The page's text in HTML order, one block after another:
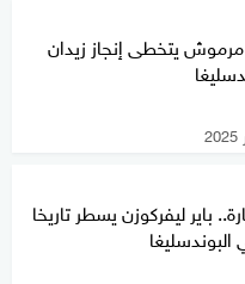
يتخطى إنجاز زيدان
باير ليفركوزن يسطر تاريخا